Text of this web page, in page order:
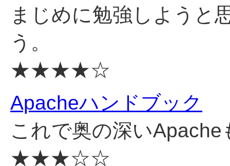
まじめに勉強しようと
う。
★★★★☆
Apacheハンドブック
これで奥の深いApache
★★★☆☆